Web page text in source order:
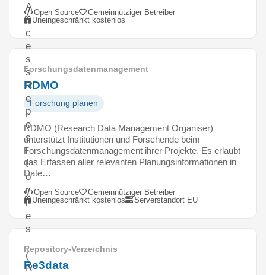
A
c
c
e
s
s
R
e
p
o
s
i
t
o
r
i
e
s
(
R
Open Source
Gemeinnütziger Betreiber
Uneingeschränkt kostenlos
Forschungsdatenmanagement
RDMO
Forschung planen
RDMO (Research Data Management Organiser)
unterstützt Institutionen und Forschende beim
Forschungsdatenmanagement ihrer Projekte. Es erlaubt
das Erfassen aller relevanten Planungsinformationen in
Date…
Open Source
Gemeinnütziger Betreiber
Uneingeschränkt kostenlos
Serverstandort EU
Repository-Verzeichnis
Re3data